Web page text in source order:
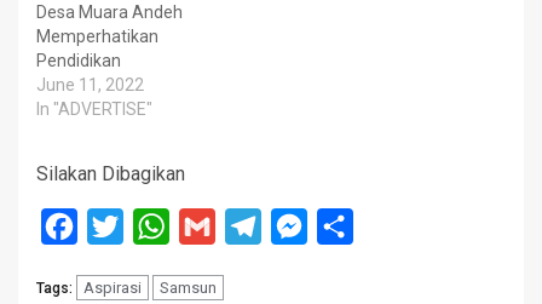
Desa Muara Andeh
Memperhatikan
Pendidikan
June 11, 2022
In "ADVERTISE"
Silakan Dibagikan
Facebook
Twitter WhatsApp
Gmail TelegramMessenger
Tags: Aspirasi Samsun